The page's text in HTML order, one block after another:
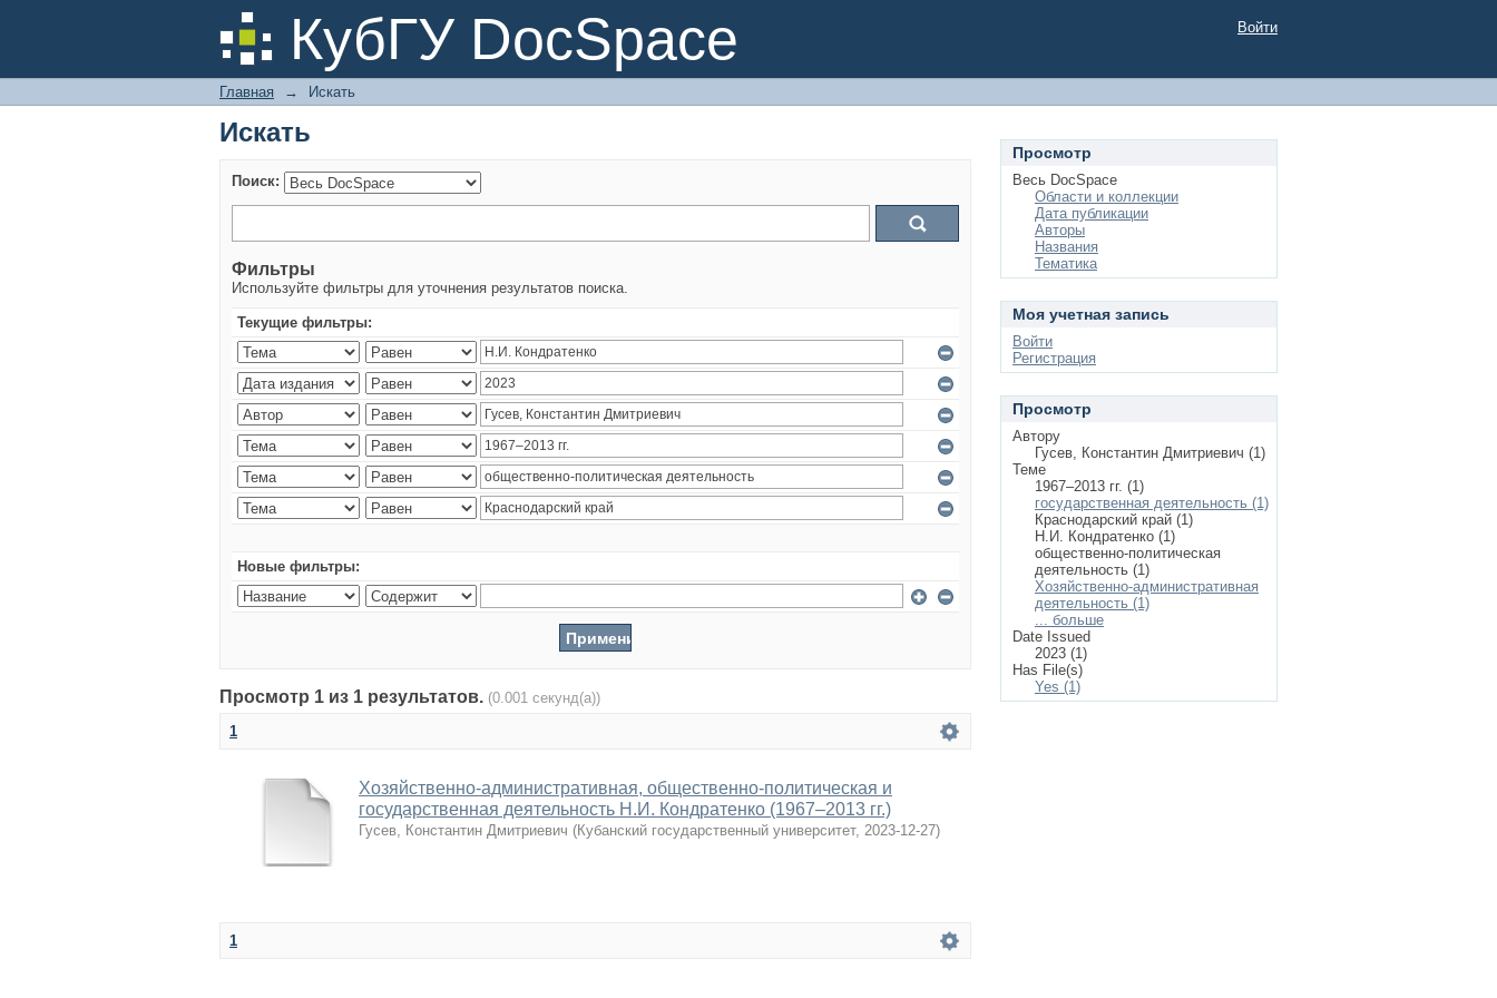
КубГУ DocSpace
Искать Войти
Главная → Искать
Искать
Поиск:
Фильтры
Используйте фильтры для уточнения результатов поиска.
Текущие фильтры:
Новые фильтры:
Просмотр 1 из 1 результатов. (0.001 секунд(а))
1
Хозяйственно-административная, общественно-политическая и
государственная деятельность Н.И. Кондратенко (1967–2013 гг.)
Гусев, Константин Дмитриевич (Кубанский государственный университет, 2023-12-27)
1
Просмотр
Весь DocSpace
Области и коллекции
Дата публикации
Авторы
Названия
Тематика
Моя учетная запись
Войти
Регистрация
Просмотр
Автору
Гусев, Константин Дмитриевич (1)
Теме
1967–2013 гг. (1)
государственная деятельность (1)
Краснодарский край (1)
Н.И. Кондратенко (1)
общественно-политическая
деятельность (1)
Хозяйственно-административная
деятельность (1)
... больше
Date Issued
2023 (1)
Has File(s)
Yes (1)